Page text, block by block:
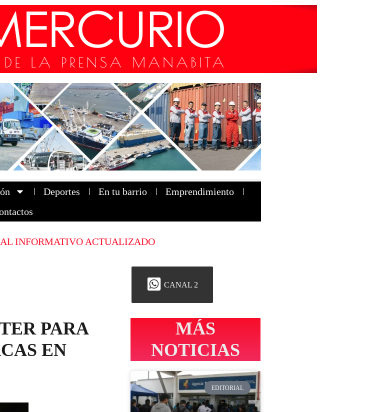
Deportes En tu barrio
Emprendimiento
INFORMATIVO ACTUALIZADO
CANAL 2
PARA
EN
MÁS
NOTICIAS
EDITORIAL